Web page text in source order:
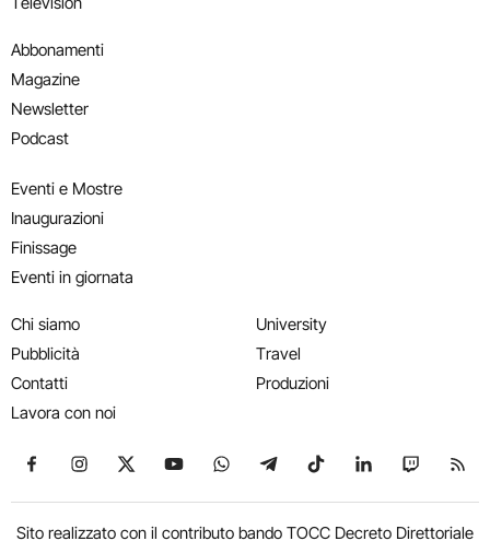
Abbonamenti
Magazine
Newsletter
Podcast
Eventi e Mostre
Inaugurazioni
Finissage
Eventi in giornata
Chi siamo
Pubblicità
Contatti
Lavora con noi
University
Travel
Produzioni
Seguici su Facebook
Seguici su Instagram
Seguici su X
Seguici su YouTube
Seguici su WhatsApp
Seguici su Telegram
Seguici su TikTok
Seguici su
Seguici
Sito realizzato con il contributo bando TOCC Decreto Direttoriale